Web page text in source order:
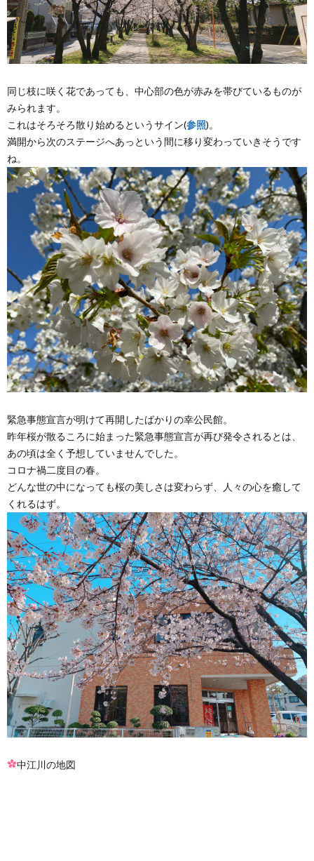
同じ枝に咲く花であっても、中心部の色が赤みを帯びているものが
みられます。
これはそろそろ散り始めるというサイン(参照)。
満開から次のステージへあっという間に移り変わっていきそうです
ね。
緊急事態宣言が明けて再開したばかりの幸公民館。
昨年桜が散るころに始まった緊急事態宣言が再び発令されるとは、
あの頃は全く予想していませんでした。
コロナ禍二度目の春。
どんな世の中になっても桜の美しさは変わらず、人々の心を癒して
くれるはず。
中江川の地図